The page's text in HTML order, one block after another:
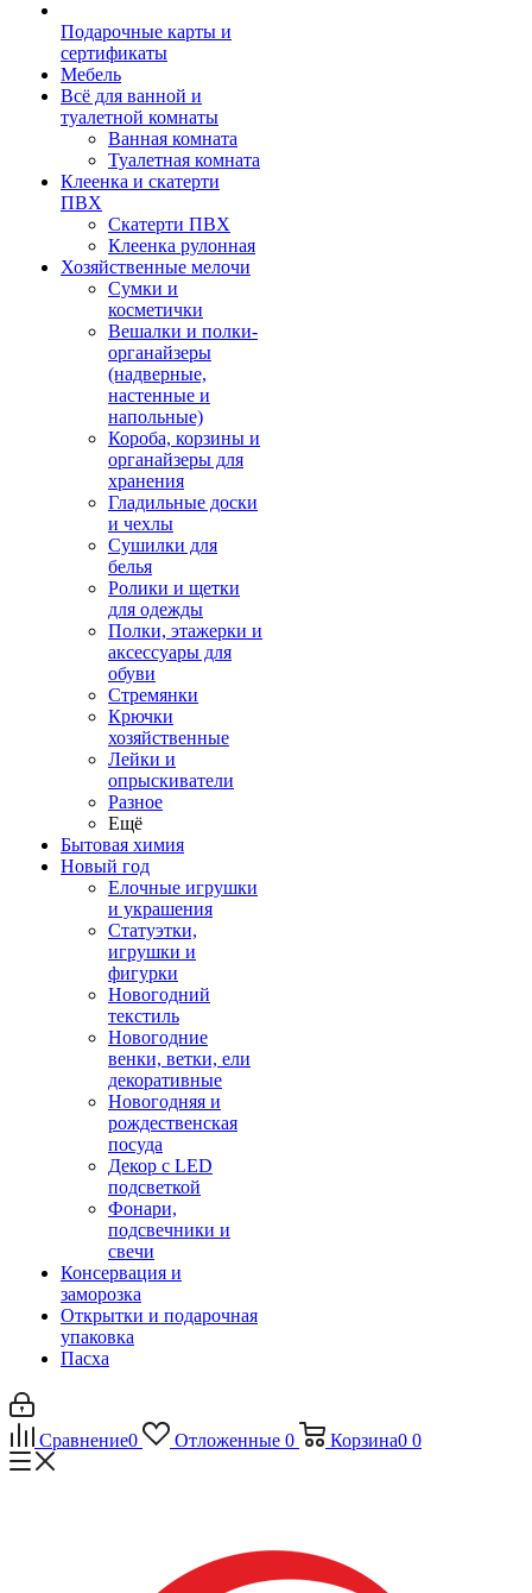
Подарочные карты и
сертификаты
Мебель
Всё для ванной и
туалетной комнаты
Ванная комната
Туалетная комната
Клеенка и скатерти
ПВХ
Скатерти ПВХ
Клеенка рулонная
Хозяйственные мелочи
Сумки и
косметички
Вешалки и полки-
органайзеры
(надверные,
настенные и
напольные)
Короба, корзины и
органайзеры для
хранения
Гладильные доски
и чехлы
Сушилки для
белья
Ролики и щетки
для одежды
Полки, этажерки и
аксессуары для
обуви
Стремянки
Крючки
хозяйственные
Лейки и
опрыскиватели
Разное
Ещё
Бытовая химия
Новый год
Елочные игрушки
и украшения
Статуэтки,
игрушки и
фигурки
Новогодний
текстиль
Новогодние
венки, ветки, ели
декоративные
Новогодняя и
рождественская
посуда
Декор с LED
подсветкой
Фонари,
подсвечники и
свечи
Консервация и
заморозка
Открытки и подарочная
упаковка
Пасха
Сравнение0 Отложенные 0 Корзина0 0